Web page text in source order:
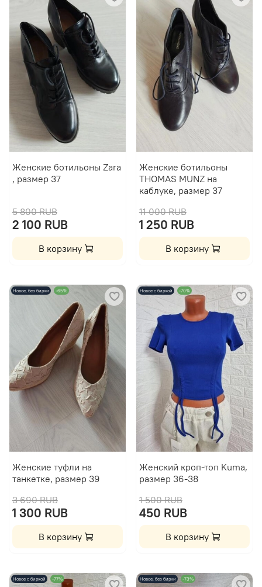
Женские ботильоны Zara
, размер 37
5 800 RUB
2 100 RUB
В корзину
Женские ботильоны
THOMAS MUNZ на
каблуке, размер 37
11 000 RUB
1 250 RUB
В корзину
Новое, без бирки -65%
Женские туфли на
танкетке, размер 39
3 690 RUB
1 300 RUB
В корзину
Новое с биркой -70%
Женский кроп-топ Kuma,
размер 36-38
1 500 RUB
450 RUB
В корзину
Новое с биркой -77% Новое, без бирки -73%